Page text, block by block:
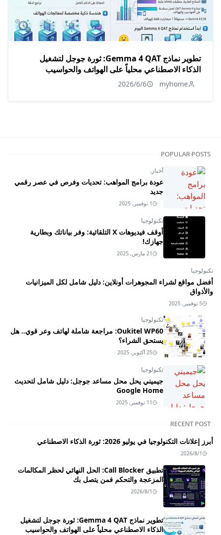
تطوير نماذج Gemma 4 QAT: ثورة جوجل لتشغيل
الذكاء الاصطناعي محلياً على الهواتف والحواسيب
myhome
2026/6/6
POPULAR POSTS
أخبار.
عودة برامج المواهب: تحديات وفرص في عصر رقمي
جديد
1 نوفمبر, 2025
تكنولوجيا
أوقف فيديوهات X التلقائية: وفر بياناتك وبطارية
جهازك!
21 مارس, 2025
تكنولوجيا
أفضل مواقع لشراء المجوهرات أونلاين: دليل شامل لكل الميزانيات
والأذواق
5 نوفمبر, 2025
تكنولوجيا
Oukitel WP60: مراجعة شاملة لهاتف وعر قوي.. هل
يستحق الشراء؟
25 أكتوبر, 2025
تكنولوجيا
جيميني يحل محل مساعد جوجل: دليل شامل لتحديث
Google Home
11 نوفمبر, 2025
RECENT POST
أبرز إعلانات التكنولوجيا في يوليو 2026: ثورة الذكاء الاصطناعي
2026/8/1
تطبيق Call Blocker: الحل النهائي لحظر المكالمات
المزعجة والتحكم فمن يتصل بك
2026/8/1
تطوير نماذج Gemma 4 QAT: ثورة جوجل لتشغيل
الذكاء الاصطناعي محلياً على الهواتف والحواسيب